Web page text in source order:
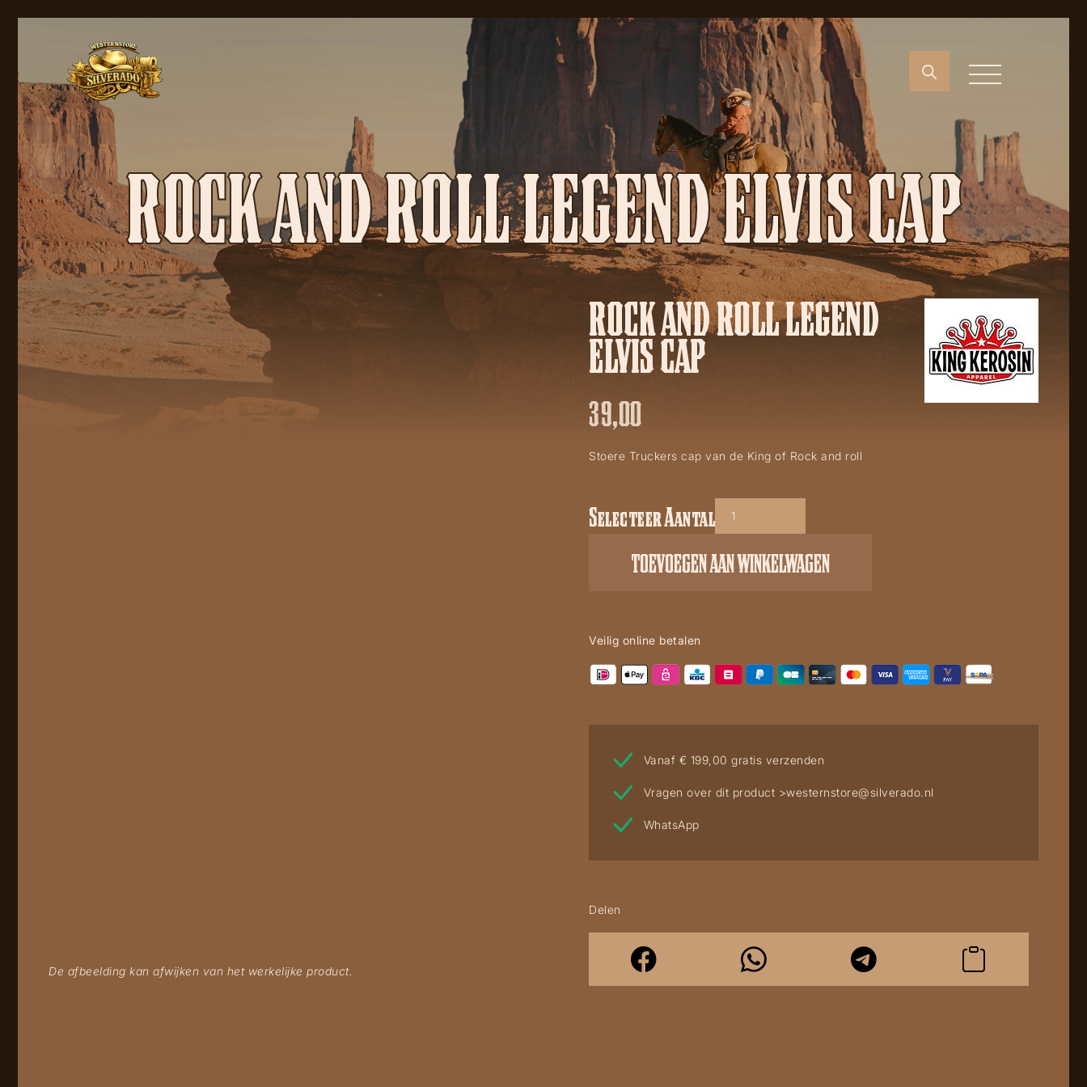
ROCK AND ROLL LEGEND ELVIS CAP
De afbeelding kan afwijken van het werkelijke product.
ROCK AND ROLL LEGEND
ELVIS CAP
39,00
Stoere Truckers cap van de King of Rock and roll
Rock
aantal
Selecteer Aantal
TOEVOEGEN AAN WINKELWAGEN
Veilig online betalen
Vanaf € 199,00 gratis verzenden
Vragen over dit product >westernstore@silverado.nl
WhatsApp
Delen